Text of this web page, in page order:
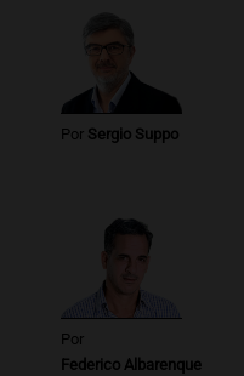
Panorama Federal
Episodios
Por Sergio Suppo
Por
Federico Albarenque